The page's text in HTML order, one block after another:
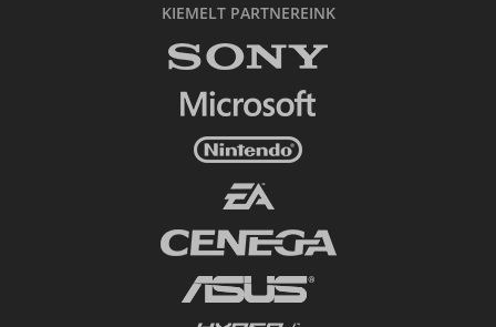
KIEMELT PARTNEREINK